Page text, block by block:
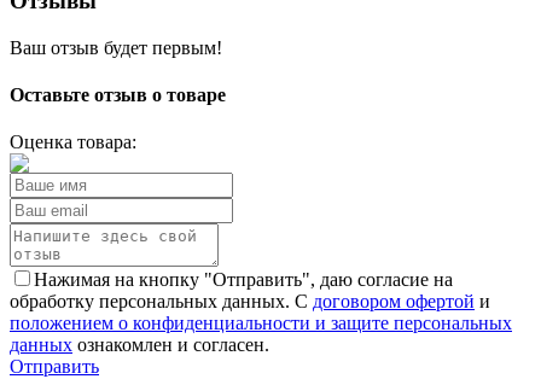
Ваш отзыв будет первым!
Оставьте отзыв о товаре
Оценка товара:
Нажимая на кнопку "Отправить", даю согласие на
обработку персональных данных. С договором офертой и
положением о конфиденциальности и защите персональных
данных ознакомлен и согласен.
Отправить